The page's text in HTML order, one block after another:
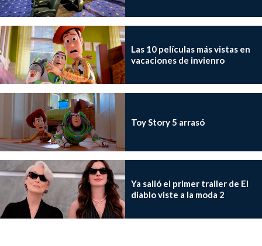
Las 10 películas más vistas en
vacaciones de invienro
Toy Story 5 arrasó
Ya salió el primer trailer de El
diablo viste a la moda 2